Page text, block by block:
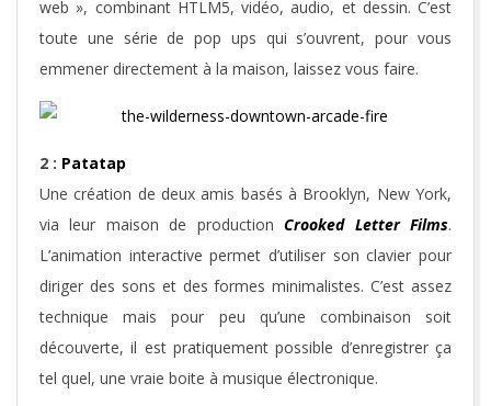
web », combinant HTLM5, vidéo, audio, et dessin. C’est
toute une série de pop ups qui s’ouvrent, pour vous
emmener directement à la maison, laissez vous faire.
2 : Patatap
Une création de deux amis basés à Brooklyn, New York,
via leur maison de productionCrooked Letter Films.
L’animation interactive permet d’utiliser son clavier pour
diriger des sons et des formes minimalistes. C’est assez
technique mais pour peu qu’une combinaison soit
découverte, il est pratiquement possible d’enregistrer ça
tel quel, une vraie boite à musique électronique.